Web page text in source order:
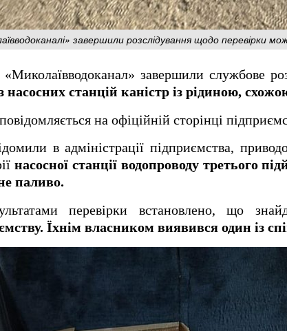
завершили розслідування щодо перевірки
завершили службове
насосних станцій каністр із рідиною,
на офіційній сторінці
в адміністрації підприємства,
насосної станції водопроводу третього
паливо.
перевірки встановлено, що
Їхнім власником виявився один із